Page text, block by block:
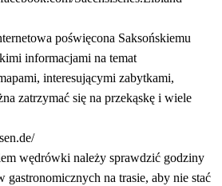
poświęcona Saksońskiemu
informacjami na temat
interesującymi zabytkami,
zatrzymać się na przekąskę i wiele
wędrówki należy sprawdzić godziny
na trasie, aby nie stać